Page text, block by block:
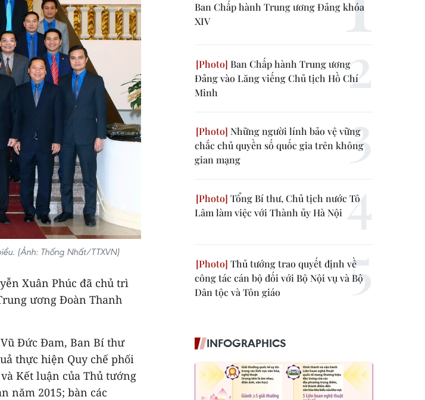
(Ảnh: Thống Nhất/TTXVN)
Xuân Phúc đã chủ trì
ương Đoàn Thanh
Đức Đam, Ban Bí thư
thực hiện Quy chế phối
Kết luận của Thủ tướng
năm 2015; bàn các
Ban Chấp hành Trung ương Đảng khóa
XIV
Ban Chấp hành Trung ương
Đảng vào Lăng viếng Chủ tịch Hồ Chí
Minh
Những người lính bảo vệ vững
chắc chủ quyền số quốc gia trên không
gian mạng
Tổng Bí thư, Chủ tịch nước Tô
Lâm làm việc với Thành ủy Hà Nội
Thủ tướng trao quyết định về
công tác cán bộ đối với Bộ Nội vụ và Bộ
Dân tộc và Tôn giáo
INFOGRAPHICS